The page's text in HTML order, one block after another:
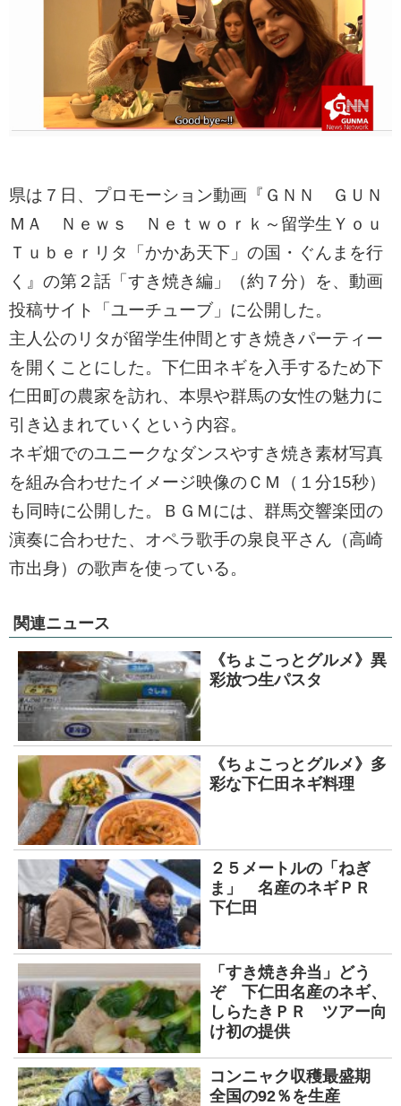
県は７日、プロモーション動画『ＧＮＮ ＧＵＮ
ＭＡ Ｎｅｗｓ Ｎｅｔｗｏｒｋ～留学生Ｙｏｕ
Ｔｕｂｅｒリタ「かかあ天下」の国・ぐんまを行
く』の第２話「すき焼き編」（約７分）を、動画
投稿サイト「ユーチューブ」に公開した。
主人公のリタが留学生仲間とすき焼きパーティー
を開くことにした。下仁田ネギを入手するため下
仁田町の農家を訪れ、本県や群馬の女性の魅力に
引き込まれていくという内容。
ネギ畑でのユニークなダンスやすき焼き素材写真
を組み合わせたイメージ映像のＣＭ（１分15秒）
も同時に公開した。ＢＧＭには、群馬交響楽団の
演奏に合わせた、オペラ歌手の泉良平さん（高崎
市出身）の歌声を使っている。
関連ニュース
《ちょこっとグルメ》異
彩放つ生パスタ
《ちょこっとグルメ》多
彩な下仁田ネギ料理
２５メートルの「ねぎ
ま」 名産のネギＰＲ
下仁田
「すき焼き弁当」どう
ぞ 下仁田名産のネギ、
しらたきＰＲ ツアー向
け初の提供
コンニャク収穫最盛期
全国の92％を生産